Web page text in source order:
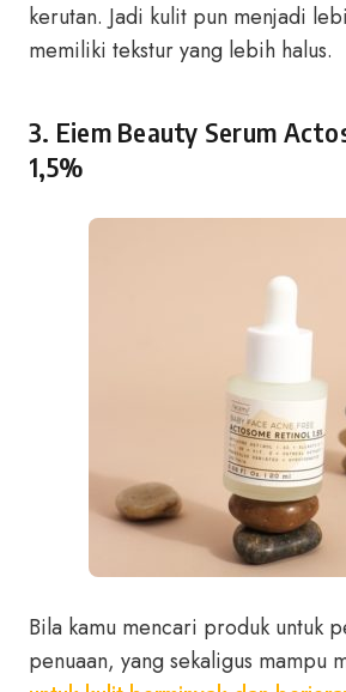
kerutan. Jadi kulit pun menjadi
memiliki tekstur yang lebih halus.
3. Eiem Beauty Serum
1,5%
Bila kamu mencari produk untuk
penuaan, yang sekaligus mampu